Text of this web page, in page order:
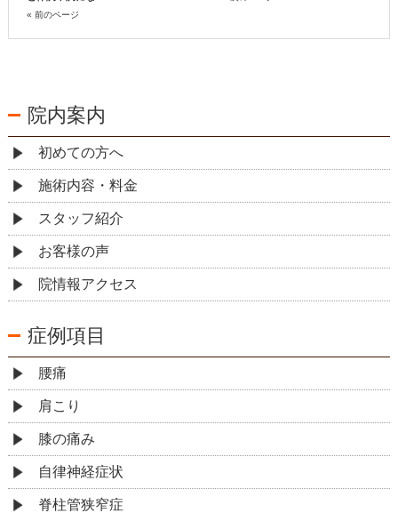
« 前のページ
院内案内
初めての方へ
施術内容・料金
スタッフ紹介
お客様の声
院情報アクセス
症例項目
腰痛
肩こり
膝の痛み
自律神経症状
脊柱管狭窄症